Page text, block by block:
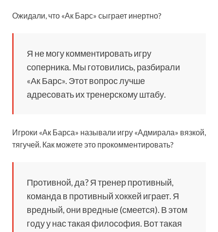
Ожидали, что «Ак Барс» сыграет инертно?
Я не могу комментировать игру
соперника. Мы готовились, разбирали
«Ак Барс». Этот вопрос лучше
адресовать их тренерскому штабу.
Игроки «Ак Барса» называли игру «Адмирала» вязкой,
тягучей. Как можете это прокомментировать?
Противной, да? Я тренер противный,
команда в противный хоккей играет. Я
вредный, они вредные (смеется). В этом
году у нас такая философия. Вот такая